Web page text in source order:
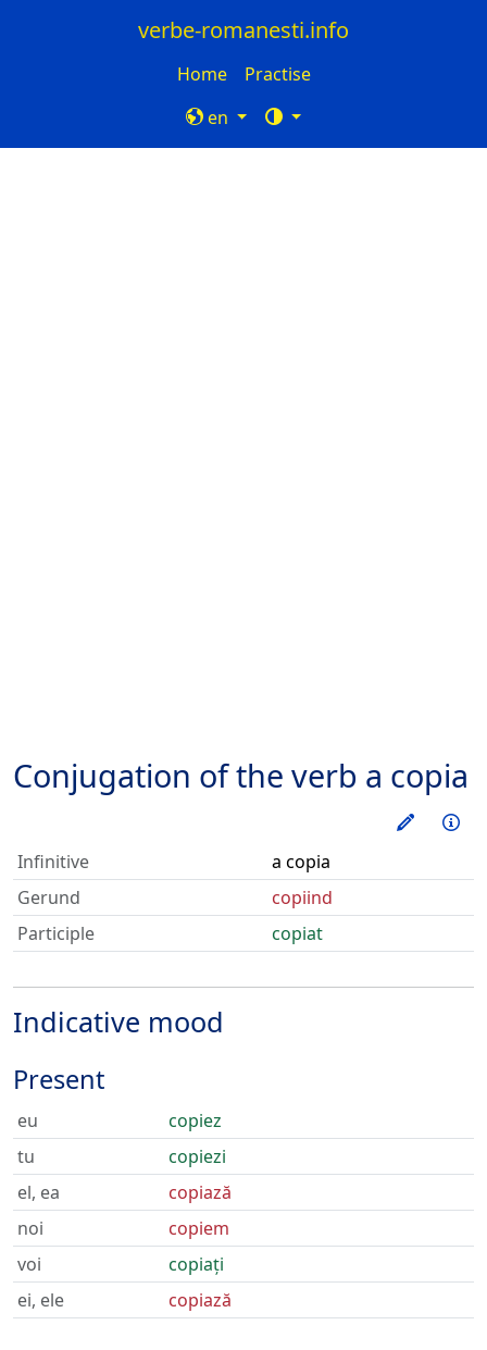
verbe-romanesti.info
Home
Practise
en
Conjugation of the verb a copia
Train
Infinitive
a copia
Gerund
copiind
Participle
copiat
Indicative mood
Present
eu
copiez
tu
copiezi
el, ea
copiază
noi
copiem
voi
copiați
ei, ele
copiază